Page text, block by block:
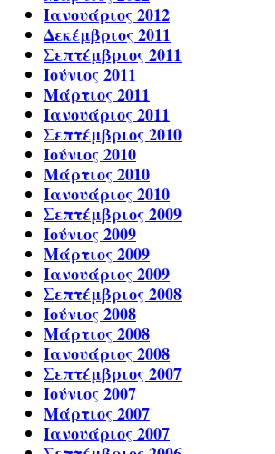
Ιανουάριος 2012
Δεκέμβριος 2011
Σεπτέμβριος 2011
Ιούνιος 2011
Μάρτιος 2011
Ιανουάριος 2011
Σεπτέμβριος 2010
Ιούνιος 2010
Μάρτιος 2010
Ιανουάριος 2010
Σεπτέμβριος 2009
Ιούνιος 2009
Μάρτιος 2009
Ιανουάριος 2009
Σεπτέμβριος 2008
Ιούνιος 2008
Μάρτιος 2008
Ιανουάριος 2008
Σεπτέμβριος 2007
Ιούνιος 2007
Μάρτιος 2007
Ιανουάριος 2007